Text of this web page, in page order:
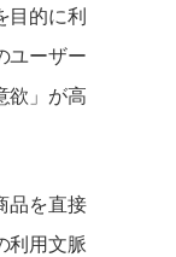
目的に利
ユーザー
欲」が高
品を直接
利用文脈